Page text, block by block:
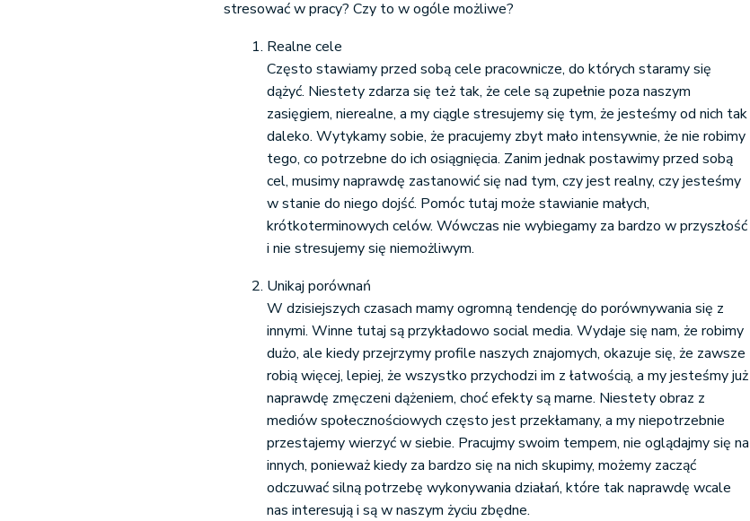
stresować w pracy? Czy to w ogóle możliwe?
Realne cele
Często stawiamy przed sobą cele pracownicze, do których staramy się
dążyć. Niestety zdarza się też tak, że cele są zupełnie poza naszym
zasięgiem, nierealne, a my ciągle stresujemy się tym, że jesteśmy od nich tak
daleko. Wytykamy sobie, że pracujemy zbyt mało intensywnie, że nie robimy
tego, co potrzebne do ich osiągnięcia. Zanim jednak postawimy przed sobą
cel, musimy naprawdę zastanowić się nad tym, czy jest realny, czy jesteśmy
w stanie do niego dojść. Pomóc tutaj może stawianie małych,
krótkoterminowych celów. Wówczas nie wybiegamy za bardzo w przyszłość
i nie stresujemy się niemożliwym.
Unikaj porównań
W dzisiejszych czasach mamy ogromną tendencję do porównywania się z
innymi. Winne tutaj są przykładowo social media. Wydaje się nam, że robimy
dużo, ale kiedy przejrzymy profile naszych znajomych, okazuje się, że zawsze
robią więcej, lepiej, że wszystko przychodzi im z łatwością, a my jesteśmy już
naprawdę zmęczeni dążeniem, choć efekty są marne. Niestety obraz z
mediów społecznościowych często jest przekłamany, a my niepotrzebnie
przestajemy wierzyć w siebie. Pracujmy swoim tempem, nie oglądajmy się na
innych, ponieważ kiedy za bardzo się na nich skupimy, możemy zacząć
odczuwać silną potrzebę wykonywania działań, które tak naprawdę wcale
nas interesują i są w naszym życiu zbędne.